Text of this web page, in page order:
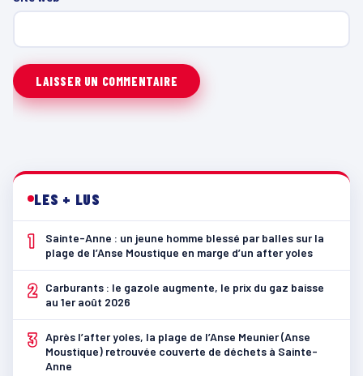
LES + LUS
1
Sainte-Anne : un jeune homme blessé par balles sur la
plage de l’Anse Moustique en marge d’un after yoles
2
Carburants : le gazole augmente, le prix du gaz baisse
au 1er août 2026
3 Après l’after yoles, la plage de l’Anse Meunier (Anse
Moustique) retrouvée couverte de déchets à Sainte-
Anne